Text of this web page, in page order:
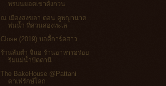
พรบนยอดเขาตังกวน
ณ เมืองสงขลา ตอน ดูพญานาค
พ่นน้ำ ที่สวนสองทะเล
Close (2019) บอดี้การ์ดสาว
ร้านส้มตำ จิแอ ร้านอาหารอร่อย
ริมแม่น้ำปัตตานี
The BakeHouse @Pattani
คาเฟ่รักษ์โลก